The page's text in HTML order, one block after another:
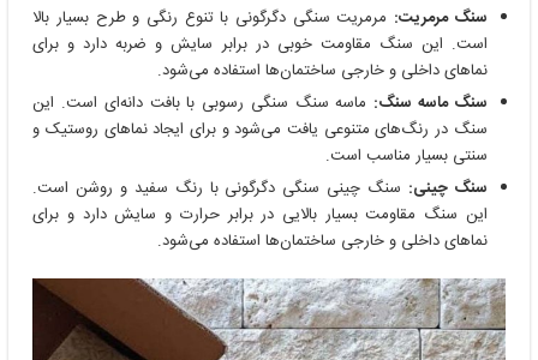
سنگ مرمریت: مرمریت سنگی دگرگونی با تنوع رنگی و طرح بسیار بالا
است. این سنگ مقاومت خوبی در برابر سایش و ضربه دارد و برای
نماهای داخلی و خارجی ساختمان‌ها استفاده می‌شود.
سنگ ماسه سنگ: ماسه سنگ سنگی رسوبی با بافت دانه‌ای است. این
سنگ در رنگ‌های متنوعی یافت می‌شود و برای ایجاد نماهای روستیک و
سنتی بسیار مناسب است.
سنگ چینی: سنگ چینی سنگی دگرگونی با رنگ سفید و روشن است.
این سنگ مقاومت بسیار بالایی در برابر حرارت و سایش دارد و برای
نماهای داخلی و خارجی ساختمان‌ها استفاده می‌شود.